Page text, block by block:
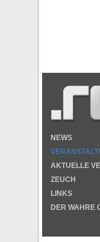
NEWS
AKTUELLE
ZEUCH
LINKS
DER WAHRE